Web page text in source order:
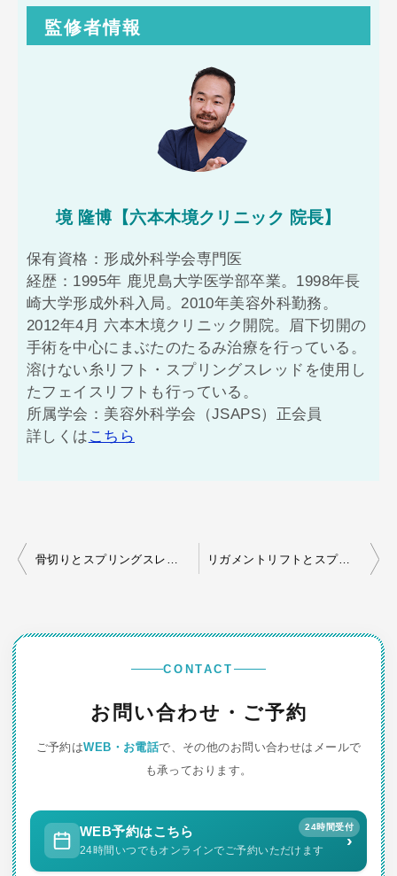
監修者情報
境 隆博【六本木境クリニック 院長】
保有資格：形成外科学会専門医
経歴：1995年 鹿児島大学医学部卒業。1998年長
崎大学形成外科入局。2010年美容外科勤務。
2012年4月 六本木境クリニック開院。眉下切開の
手術を中心にまぶたのたるみ治療を行っている。
溶けない糸リフト・スプリングスレッドを使用し
たフェイスリフトも行っている。
所属学会：美容外科学会（JSAPS）正会員
詳しくは こちら
投
ビ
リガメントリフトとスプリングスレッド
CONTACT
お問い合わせ・ご予約
ご予約はWEB・お電話で、その他のお問い合わせはメールで
も承っております。
24時間受付
WEB予約はこちら
24時間いつでもオンラインでご予約いただけます ›